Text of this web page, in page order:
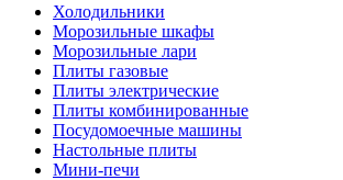
Холодильники
Морозильные шкафы
Морозильные лари
Плиты газовые
Плиты электрические
Плиты комбинированные
Посудомоечные машины
Настольные плиты
Мини-печи